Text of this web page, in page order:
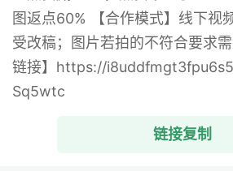
图返点60% 【合作模式】线下视
受改稿；图片若拍的不符合要求
链接】https://
Sq5wtc
链接复制